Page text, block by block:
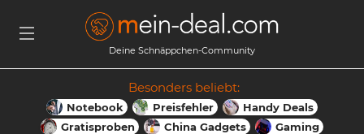
Deine Schnäppchen-Community
Besonders beliebt:
Notebook Preisfehler
Handy Deals
Gratisproben
China Gadgets
Gaming